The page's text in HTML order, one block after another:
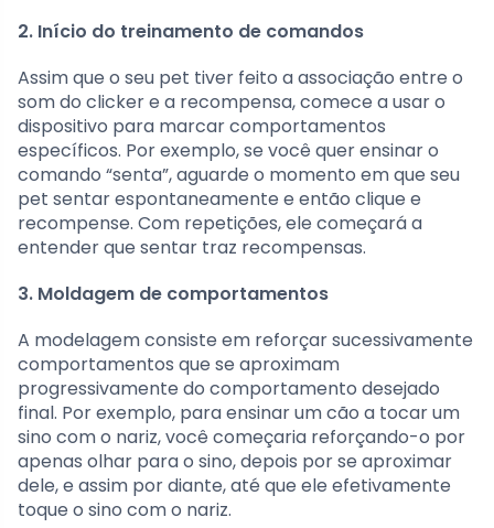
2. Início do treinamento de comandos
Assim que o seu pet tiver feito a associação entre o
som do clicker e a recompensa, comece a usar o
dispositivo para marcar comportamentos
específicos. Por exemplo, se você quer ensinar o
comando “senta”, aguarde o momento em que seu
pet sentar espontaneamente e então clique e
recompense. Com repetições, ele começará a
entender que sentar traz recompensas.
3. Moldagem de comportamentos
A modelagem consiste em reforçar sucessivamente
comportamentos que se aproximam
progressivamente do comportamento desejado
final. Por exemplo, para ensinar um cão a tocar um
sino com o nariz, você começaria reforçando-o por
apenas olhar para o sino, depois por se aproximar
dele, e assim por diante, até que ele efetivamente
toque o sino com o nariz.